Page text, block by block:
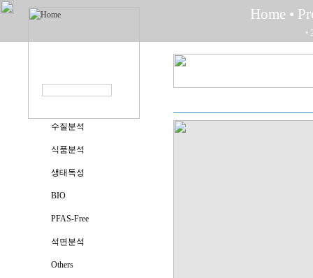
Home •
•
수질분석
식품분석
생태독성
BIO
PFAS-Free
석면분석
Others